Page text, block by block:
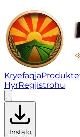
Подружница
Kryefaqja
HyrRegjistrohu
Instalo